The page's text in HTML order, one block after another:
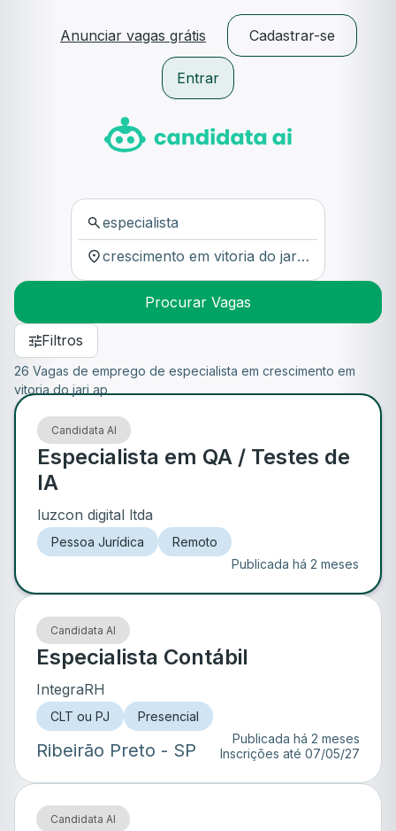
Anunciar vagas grátis Cadastrar-se
Entrar
Procurar Vagas
Filtros
26 Vagas de emprego de especialista em crescimento em
vitoria do jari ap
Candidata AI
Especialista em QA / Testes de
IA
luzcon digital ltda
Pessoa Jurídica
Remoto
Publicada há 2 meses
Candidata AI
Especialista Contábil
IntegraRH
CLT ou PJ Presencial
Ribeirão Preto - SP
Publicada há 2 meses
Inscrições até 07/05/27
Candidata AI